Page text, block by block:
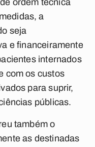
ordem técnica
a
seja
e financeiramente
internados
com os custos
para suprir,
públicas.
também o
as destinadas